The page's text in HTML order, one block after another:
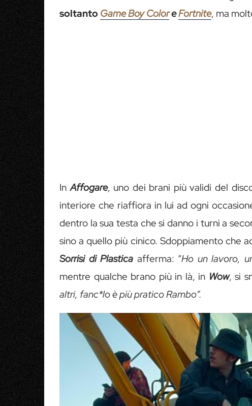
soltanto Game Boy ColoreFortnite, ma
InAffogare, uno dei brani più validi del
interiore che riaffiora in lui ad ogni
dentro la sua testa che si danno i turni a
sino a quello più cinico. Sdoppiamento che
Sorrisi di Plastica afferma: “Ho un lavoro,
mentre qualche brano più in là, in Wow, si
altri, fanc*lo è più pratico Rambo”.